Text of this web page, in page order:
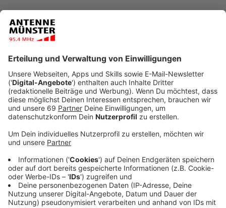
Tickets an Menschen, die sich bei der Kulturliste für
Tickets eingetragen haben. Schon rund 800
Interessierte haben sich schon als sogenannte
"Kulturgäste" für die Tickets auf derHomepage des
Vereins "Kulturliste Münster"registriert. Dort müssen
sie dann angeben, dass sie zum Kreis der Berechtigten
für das kostenlose Kartenangebot gehören und
können auch schreiben, welche kulturellen Bereiche
sie besonders interessieren.
Anzeige